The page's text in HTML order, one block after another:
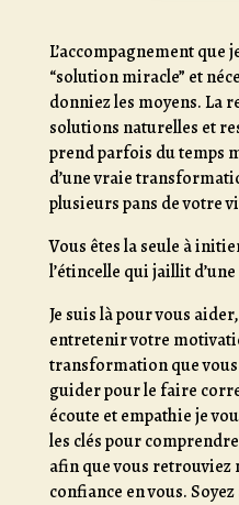
L’accompagnement que
“solution miracle” et
donniez les moyens. La
solutions naturelles et
prend parfois du temps
d’une vraie
plusieurs pans de votre
Vous êtes la seule à
l’étincelle qui jaillit
Je suis là pour vous
entretenir votre
transformation que
guider pour le faire
écoute et empathie je
les clés pour
afin que vous
confiance en vous.